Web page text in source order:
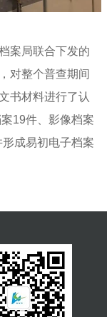
案局联合下发的
对整个普查期间
书材料进行了认
19件、影像档案
成易初电子档案